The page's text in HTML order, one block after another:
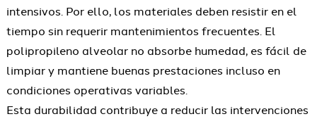
intensivos. Por ello, los materiales deben resistir en el
tiempo sin requerir mantenimientos frecuentes. El
polipropileno alveolar no absorbe humedad, es fácil de
limpiar y mantiene buenas prestaciones incluso en
condiciones operativas variables.
Esta durabilidad contribuye a reducir las intervenciones